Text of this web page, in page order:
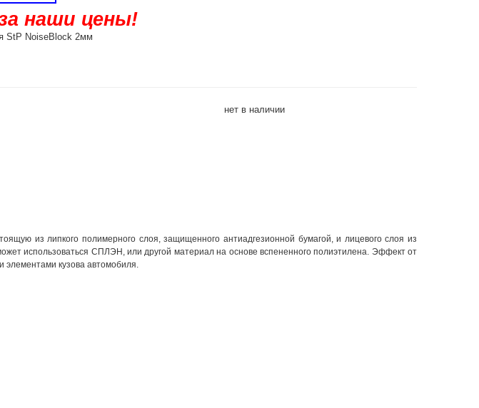
наши цены!
StP NoiseBlock 2мм
нет в наличии
из липкого полимерного слоя, защищенного антиадгезионной бумагой, и лицевого слоя из
использоваться СПЛЭН, или другой материал на основе вспененного полиэтилена. Эффект от
элементами кузова автомобиля.